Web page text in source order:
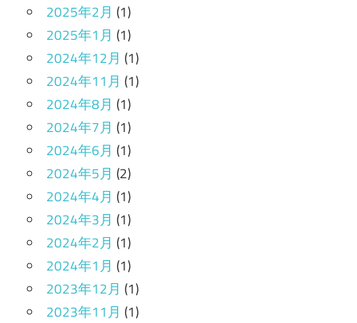
2025年2月 (1)
2025年1月 (1)
2024年12月 (1)
2024年11月 (1)
2024年8月 (1)
2024年7月 (1)
2024年6月 (1)
2024年5月 (2)
2024年4月 (1)
2024年3月 (1)
2024年2月 (1)
2024年1月 (1)
2023年12月 (1)
2023年11月 (1)